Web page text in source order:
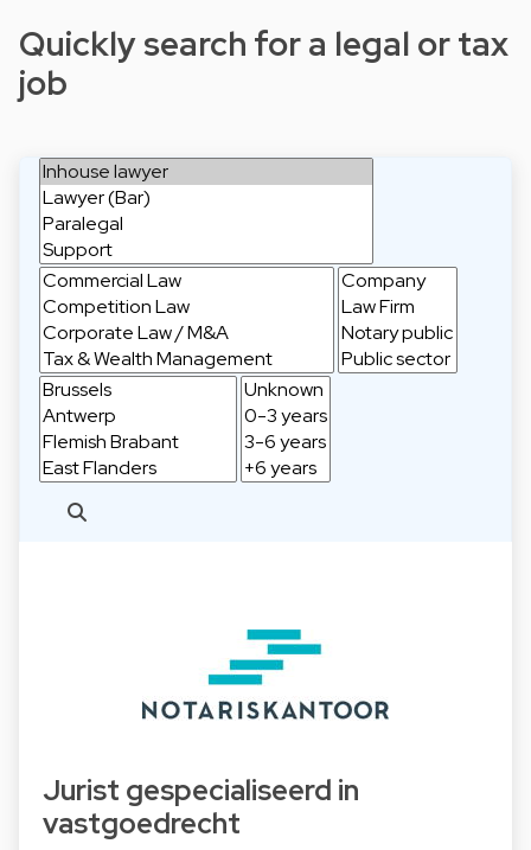
Quickly search for a legal or tax
job
Jurist gespecialiseerd in
vastgoedrecht